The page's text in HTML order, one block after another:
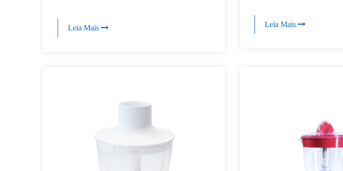
Leia Mais Leia Mais